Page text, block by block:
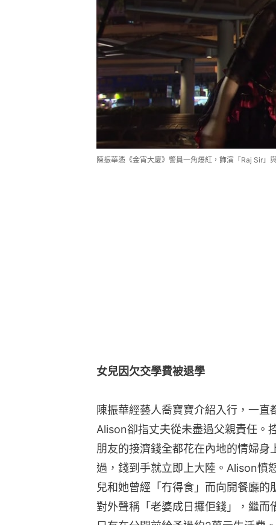
陳振華憑《金宵大廈》警員一角爆紅，飾演「Raj Sir」
女兒因欠交學費被退學
陳振華經藝人喬寶寶介紹入行，一
Alison卻指丈夫從未盡過父親責任。
朋友的接濟錢全都花在內地的情婦
過，錢到手就立即上大陸。Alison憤
兒和她曾經「冇得食」而向開餐廳
對外聲稱「老婆成日攞佢錢」，繼